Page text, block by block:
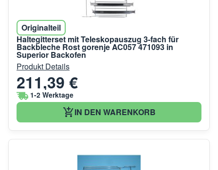
Originalteil
Haltegitterset mit Teleskopauszug 3-fach für
Backbleche Rost gorenje AC057 471093 in
Superior Backofen
Produkt Details
211,39 €
1-2 Werktage
IN DEN WARENKORB